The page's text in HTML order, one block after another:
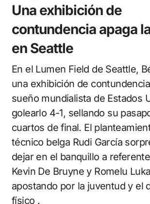
Una exhibición de
contundencia apaga
en Seattle
En el Lumen Field de Seattle,
una exhibición de
sueño mundialista de Estados
golearlo 4-1, sellando su
cuartos de final. El
técnico belga Rudi García
dejar en el banquillo a
Kevin De Bruyne y Romelu
apostando por la juventud y el
físico .